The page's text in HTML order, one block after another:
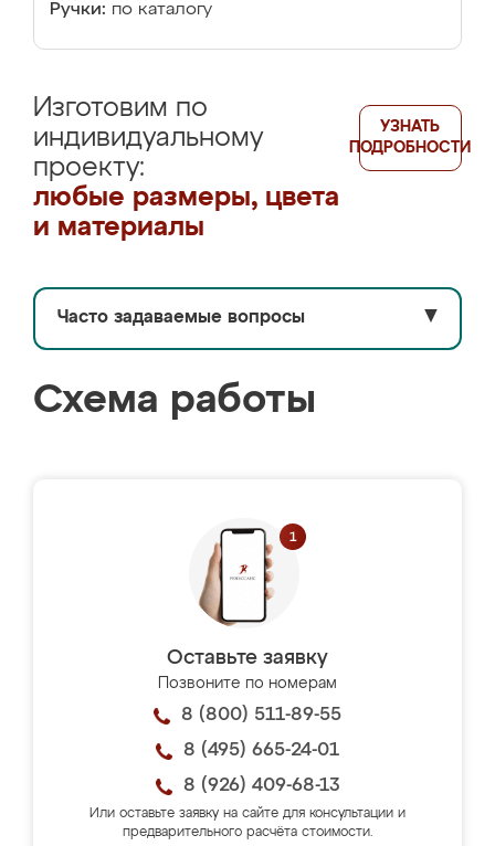
Ручки: по каталогу
Изготовим по
индивидуальному
проекту:
любые размеры, цвета
и материалы
УЗНАТЬ
ПОДРОБНОСТИ
Часто задаваемые вопросы ▼
Схема работы
Оставьте заявку
Позвоните по номерам
8 (800) 511-89-55
8 (495) 665-24-01
8 (926) 409-68-13
Или оставьте заявку на сайте для консультации и
предварительного расчёта стоимости.